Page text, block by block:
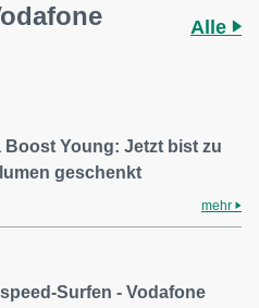
Alle
Young: Jetzt bist zu
geschenkt
mehr
Surfen - Vodafone